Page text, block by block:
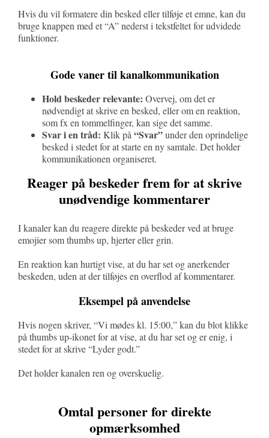
Hvis du vil formatere din besked eller tilføje et emne, kan du
bruge knappen med et “A” nederst i tekstfeltet for udvidede
funktioner.
Gode vaner til kanalkommunikation
Hold beskeder relevante: Overvej, om det er
nødvendigt at skrive en besked, eller om en reaktion,
som fx en tommelfinger, kan sige det samme.
Svar i en tråd: Klik på“Svar”under den oprindelige
besked i stedet for at starte en ny samtale. Det holder
kommunikationen organiseret.
Reager på beskeder frem for at skrive
unødvendige kommentarer
I kanaler kan du reagere direkte på beskeder ved at bruge
emojier som thumbs up, hjerter eller grin.
En reaktion kan hurtigt vise, at du har set og anerkender
beskeden, uden at der tilføjes en overflod af kommentarer.
Eksempel på anvendelse
Hvis nogen skriver, “Vi mødes kl. 15:00,” kan du blot klikke
på thumbs up-ikonet for at vise, at du har set og er enig, i
stedet for at skrive “Lyder godt.”
Det holder kanalen ren og overskuelig.
Omtal personer for direkte
opmærksomhed